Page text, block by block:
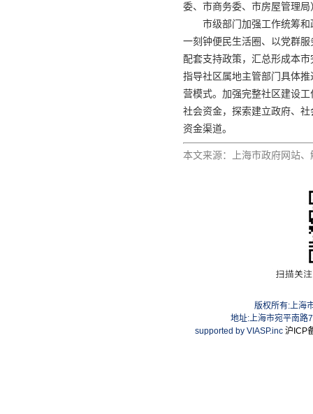
委、市商务委、市房屋管理局
市级部门加强工作统筹
一刻钟便民生活圈、以党群
配套支持政策，汇总形成本
指导社区属地主管部门具体
营模式。加强完整社区建设
社会资金，探索建立政府、
资金渠道。
本文来源：上海市政府网站、
版权所有:上海
地址:上海市宛平南
supported by VIASP.inc 沪ICP